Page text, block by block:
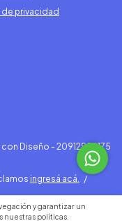
y garantizar un
nuestras políticas.
privacidad
Diseño - 20912996175
ingresá acá. /